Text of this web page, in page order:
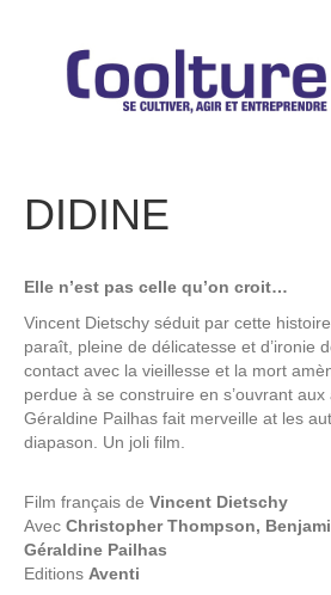
DIDINE
Elle n’est pas celle qu’on croit…
Vincent Dietschy séduit par cette histoire
paraît, pleine de délicatesse et d’ironie
contact avec la vieillesse et la mort
perdue à se construire en s’ouvrant aux
Géraldine Pailhas fait merveille at les
diapason. Un joli film.
Film français de Vincent Dietschy
Avec Christopher Thompson,
Géraldine Pailhas
Editions Aventi